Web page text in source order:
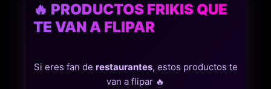
🔥 PRODUCTOS FRIKIS QUE
TE VAN A FLIPAR
Si eres fan de restaurantes, estos productos te
van a flipar 🔥